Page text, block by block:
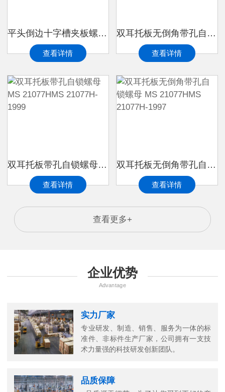
平头倒边十字槽夹板螺母 QIB/IND 1011.1QIB/IND 1011.1
查看详情
双耳托板无倒角带孔自锁螺母 MS 21077HMS 21077H-1999
查看详情
双耳托板带孔自锁螺母 MS 21077HMS 21077H-1999
查看详情
双耳托板无倒角带孔自锁螺母 MS 21077HMS 21077H-1997
查看详情
查看更多+
企业优势
Advantage
实力厂家
专业研发、制造、销售、服务为一体的标
准件、非标件生产厂家，公司拥有一支技
术力量强的科技研发创新团队。
品质保障